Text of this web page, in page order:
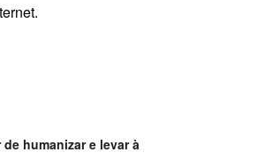
humanizar e levar à